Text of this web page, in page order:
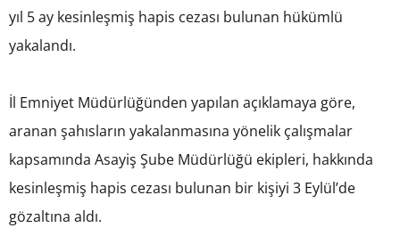
yıl 5 ay kesinleşmiş hapis cezası bulunan hükümlü
yakalandı.
İl Emniyet Müdürlüğünden yapılan açıklamaya göre,
aranan şahısların yakalanmasına yönelik çalışmalar
kapsamında Asayiş Şube Müdürlüğü ekipleri, hakkında
kesinleşmiş hapis cezası bulunan bir kişiyi 3 Eylül’de
gözaltına aldı.